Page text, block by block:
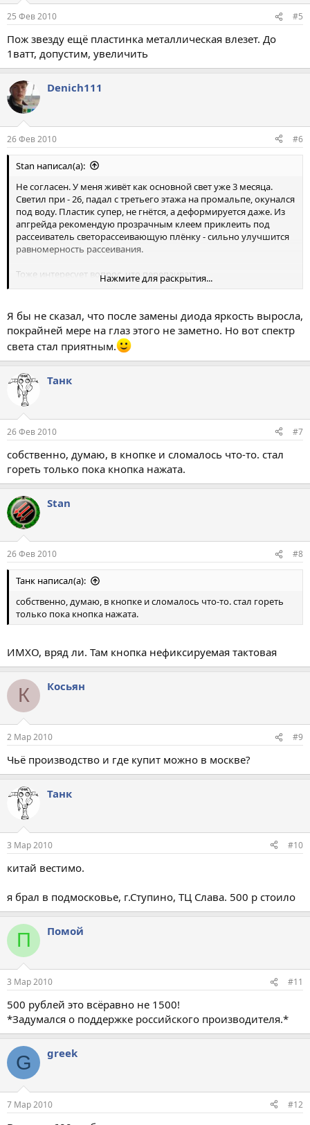
25 Фев 2010 #5
Пож звезду ещё пластинка металлическая влезет. До
1ватт, допустим, увеличить
Denich111
26 Фев 2010 #6
Stan написал(а):
Не согласен. У меня живёт как основной свет уже 3 месяца.
Светил при - 26, падал с третьего этажа на промальпе, окунался
под воду. Пластик супер, не гнётся, а деформируется даже. Из
апгрейда рекомендую прозрачным клеем приклеить под
рассеиватель светорассеивающую плёнку - сильно улучшится
равномерность рассеивания.
Тоже интересует вопрос, что перепаивать.
Нажмите для раскрытия...
Я бы не сказал, что после замены диода яркость выросла,
покрайней мере на глаз этого не заметно. Но вот спектр
света стал приятным.
Танк
26 Фев 2010 #7
собственно, думаю, в кнопке и сломалось что-то. стал
гореть только пока кнопка нажата.
Stan
26 Фев 2010 #8
Танк написал(а):
собственно, думаю, в кнопке и сломалось что-то. стал гореть
только пока кнопка нажата.
ИМХО, вряд ли. Там кнопка нефиксируемая тактовая
К Косьян
2 Мар 2010 #9
Чьё производство и где купит можно в москве?
Танк
3 Мар 2010 #10
китай вестимо.
я брал в подмосковье, г.Ступино, ТЦ Слава. 500 р стоило
П Помой
3 Мар 2010 #11
500 рублей это всёравно не 1500!
*Задумался о поддержке российского производителя.*
G greek
7 Мар 2010 #12